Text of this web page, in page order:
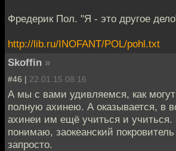
Фредерик Пол. "Я - это другое
http://lib.ru/INOFANT/POL/pohl.txt
Skoffin »
#46 | 22.01.15 08:16
А мы с вами удивляемся, как
полную ахинею. А оказывается, в
ахинеи им ещё учиться и учиться.
понимаю, заокеанский
запросто.